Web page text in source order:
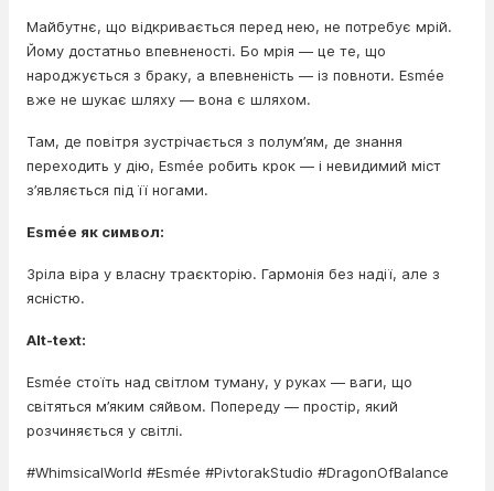
Майбутнє, що відкривається перед нею, не потребує мрій.
Йому достатньо впевненості. Бо мрія — це те, що
народжується з браку, а впевненість — із повноти. Esmée
вже не шукає шляху — вона є шляхом.
Там, де повітря зустрічається з полум’ям, де знання
переходить у дію, Esmée робить крок — і невидимий міст
з’являється під її ногами.
Esmée як символ:
Зріла віра у власну траєкторію. Гармонія без надії, але з
ясністю.
Alt-text:
Esmée стоїть над світлом туману, у руках — ваги, що
світяться м’яким сяйвом. Попереду — простір, який
розчиняється у світлі.
#WhimsicalWorld #Esmée #PivtorakStudio #DragonOfBalance